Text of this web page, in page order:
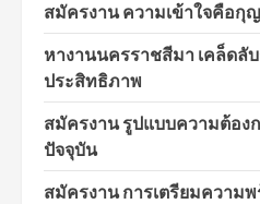
สมัครงาน ความเข้าใจคือ
หางานนครราชสีมา เคล็ดลั
ประสิทธิภาพ
สมัครงาน รูปแบบความต้อง
ปัจจุบัน
สมัครงาน การเตรียมความ